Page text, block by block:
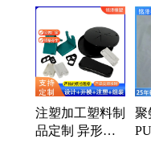
件、尼龙制品
注塑加工塑料制
品定制 异形件
聚